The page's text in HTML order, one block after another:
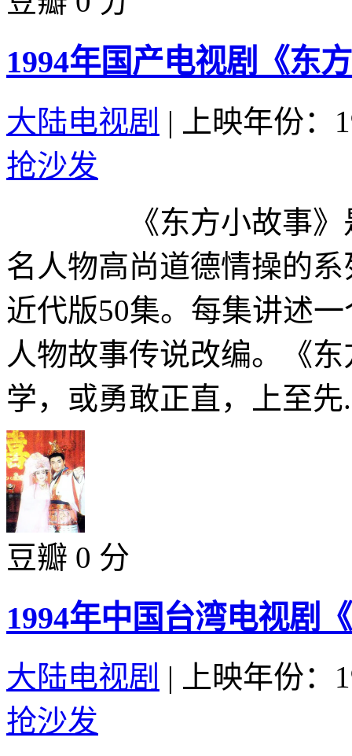
1994年国产电视剧《东
大陆电视剧 |
上映年份：
抢沙发
《东方小故事》是
名人物高尚道德情操的
近代版50集。每集讲述
人物故事传说改编。《
学，或勇敢正直，上至
豆瓣 0 分
1994年中国台湾电视剧
大陆电视剧 |
上映年份：
抢沙发